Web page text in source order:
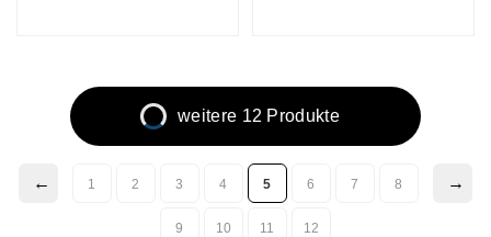
weitere 12 Produkte
1 2 3 4 5 6 7 8
9 10 11 12